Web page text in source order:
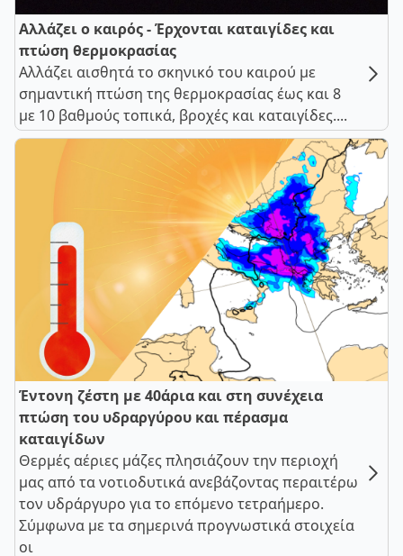
Αλλάζει ο καιρός - Έρχονται καταιγίδες και
πτώση θερμοκρασίας
Αλλάζει αισθητά το σκηνικό του καιρού με
σημαντική πτώση της θερμοκρασίας έως και 8
με 10 βαθμούς τοπικά, βροχές και καταιγίδες....
Έντονη ζέστη με 40άρια και στη συνέχεια
πτώση του υδραργύρου και πέρασμα
καταιγίδων
Θερμές αέριες μάζες πλησιάζουν την περιοχή
μας από τα νοτιοδυτικά ανεβάζοντας περαιτέρω
τον υδράργυρο για το επόμενο τετραήμερο.
Σύμφωνα με τα σημερινά προγνωστικά στοιχεία
οι